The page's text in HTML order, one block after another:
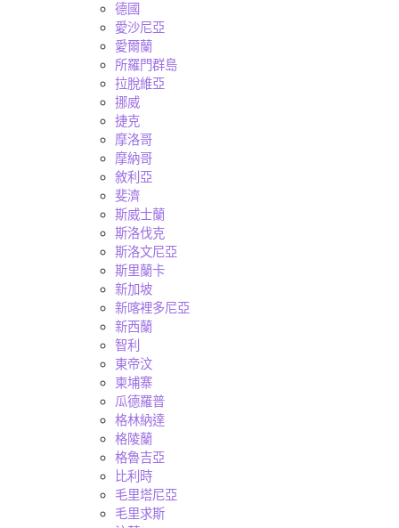
德國
愛沙尼亞
愛爾蘭
所羅門群島
拉脫維亞
挪威
捷克
摩洛哥
摩納哥
敘利亞
斐濟
斯威士蘭
斯洛伐克
斯洛文尼亞
斯里蘭卡
新加坡
新喀裡多尼亞
新西蘭
智利
東帝汶
柬埔寨
瓜德羅普
格林納達
格陵蘭
格魯吉亞
比利時
毛里塔尼亞
毛里求斯